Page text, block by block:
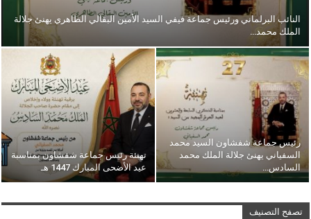
النائب البرلماني ورئيس جماعة فيفي السيد الأمين البقالي الطاهري يهنئ جلالة
الملك محمد…
رئيس جماعة شفشاون السيد محمد
السفياني يهنئ جلالة الملك محمد
السادس…
تهنئة رئيس جماعة شفشاون بمناسبة
عيد الأضحى المبارك 1447 هـ
تصفح التصنيف